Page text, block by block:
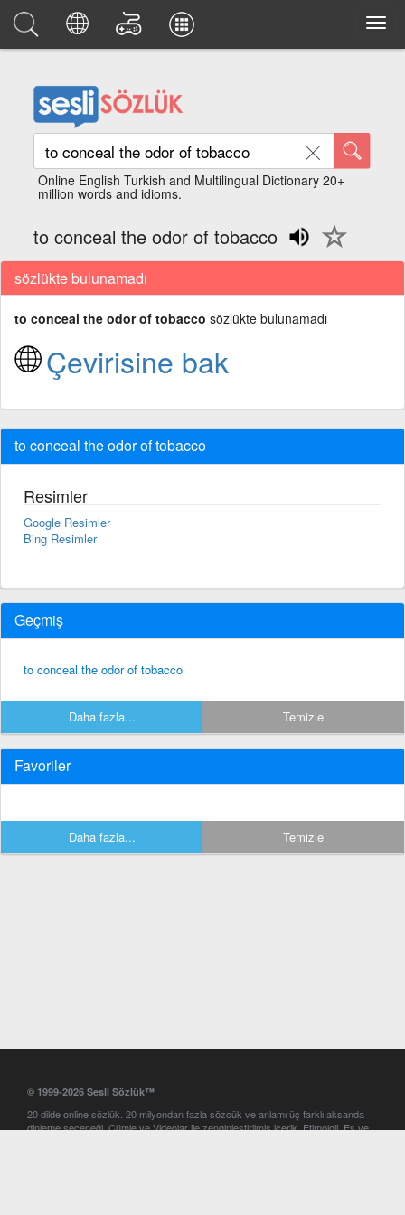
Online English Turkish and Multilingual Dictionary 20+
million words and idioms.
to conceal the odor of tobacco
sözlükte bulunamadı
to conceal the odor of tobacco sözlükte bulunamadı
Çevirisine bak
to conceal the odor of tobacco
Resimler
Google Resimler
Bing Resimler
Geçmiş
to conceal the odor of tobacco
Daha fazla... Temizle
Favoriler
Daha fazla... Temizle
© 1999-2026 Sesli Sözlük™
20 dilde online sözlük. 20 milyondan fazla sözcük ve anlamı üç farklı aksanda
dinleme seçeneği. Cümle ve Videolar ile zenginleştirilmiş içerik. Etimoloji, Eş ve